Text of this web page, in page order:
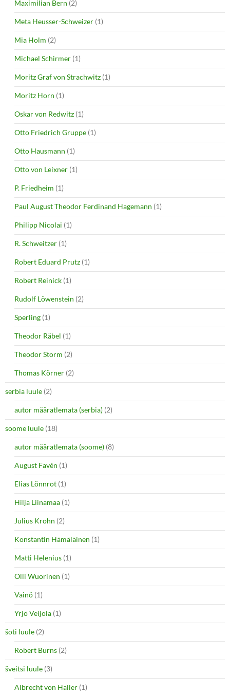
Maximilian Bern (2)
Meta Heusser-Schweizer (1)
Mia Holm (2)
Michael Schirmer (1)
Moritz Graf von Strachwitz (1)
Moritz Horn (1)
Oskar von Redwitz (1)
Otto Friedrich Gruppe (1)
Otto Hausmann (1)
Otto von Leixner (1)
P. Friedheim (1)
Paul August Theodor Ferdinand Hagemann (1)
Philipp Nicolai (1)
R. Schweitzer (1)
Robert Eduard Prutz (1)
Robert Reinick (1)
Rudolf Löwenstein (2)
Sperling (1)
Theodor Räbel (1)
Theodor Storm (2)
Thomas Körner (2)
serbia luule (2)
autor määratlemata (serbia) (2)
soome luule (18)
autor määratlemata (soome) (8)
August Favén (1)
Elias Lönnrot (1)
Hilja Liinamaa (1)
Julius Krohn (2)
Konstantin Hämäläinen (1)
Matti Helenius (1)
Olli Wuorinen (1)
Vainö (1)
Yrjö Veijola (1)
šoti luule (2)
Robert Burns (2)
šveitsi luule (3)
Albrecht von Haller (1)